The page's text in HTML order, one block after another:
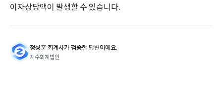
이자상당액이 발생할 수 있습니다.
정성훈 회계사가 검증한 답변이에요.
지수회계법인